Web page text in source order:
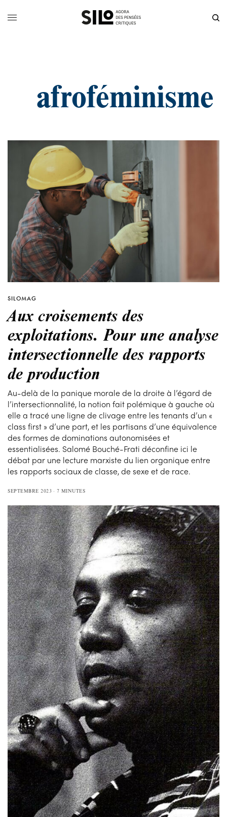
afroféminisme
SILOMAG
Aux croisements des
exploitations. Pour une analyse
intersectionnelle des rapports
de production
Au-delà de la panique morale de la droite à l’égard de
l’intersectionnalité, la notion fait polémique à gauche où
elle a tracé une ligne de clivage entre les tenants d’un «
class first » d’une part, et les partisans d’une équivalence
des formes de dominations autonomisées et
essentialisées. Salomé Bouché-Frati déconfine ici le
débat par une lecture marxiste du lien organique entre
les rapports sociaux de classe, de sexe et de race.
SEPTEMBRE 2023 7 MINUTES